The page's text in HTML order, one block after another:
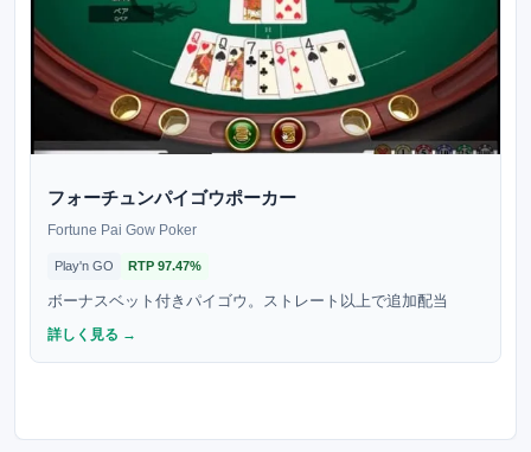
フォーチュンパイゴウポーカー
Fortune Pai Gow Poker
Play'n GO RTP 97.47%
ボーナスベット付きパイゴウ。ストレート以上で追加配当
詳しく見る →